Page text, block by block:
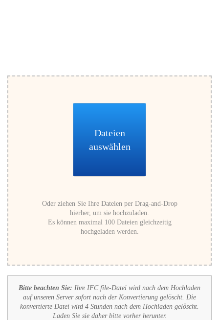
Dateien
auswählen
Oder ziehen Sie Ihre Dateien per Drag-and-Drop
hierher, um sie hochzuladen.
Es können maximal 100 Dateien gleichzeitig
hochgeladen werden.
Bitte beachten Sie: Ihre IFC file-Datei wird nach dem Hochladen
auf unseren Server sofort nach der Konvertierung gelöscht. Die
konvertierte Datei wird 4 Stunden nach dem Hochladen gelöscht.
Laden Sie sie daher bitte vorher herunter.